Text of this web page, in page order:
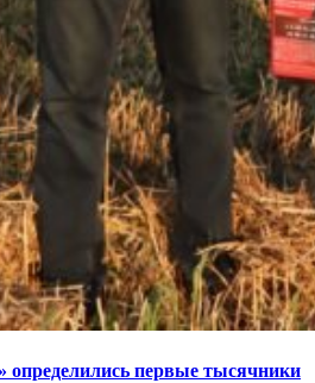
первые тысячники